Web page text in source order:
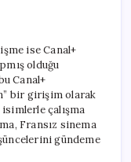
ise Canal+
olduğu
Canal+
bir girişim olarak
çalışma
Fransız sinema
gündeme